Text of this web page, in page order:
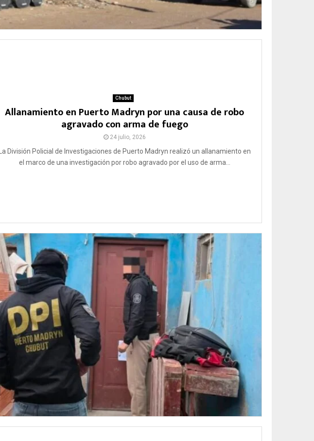
Chubut
Allanamiento en Puerto Madryn por una causa de robo
agravado con arma de fuego
24 julio, 2026
La División Policial de Investigaciones de Puerto Madryn realizó un allanamiento en
el marco de una investigación por robo agravado por el uso de arma...